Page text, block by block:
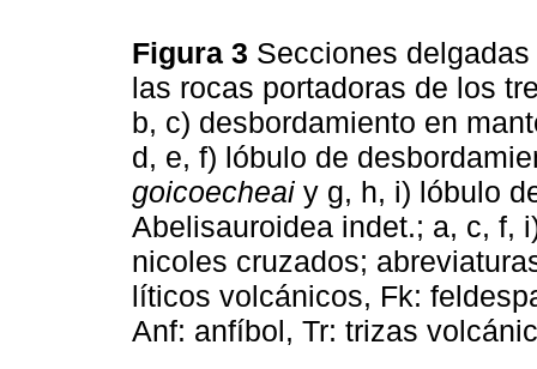
Figura 3 Secciones
las rocas portadoras de los
b, c) desbordamiento en
d, e, f) lóbulo de
goicoecheai y g, h, i) lóbulo
Abelisauroidea indet.; a, c, f,
nicoles cruzados;
líticos volcánicos, Fk:
Anf: anfíbol, Tr: trizas